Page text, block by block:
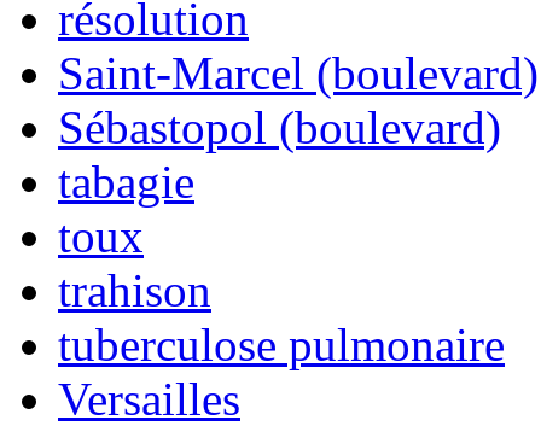
résolution
Saint-Marcel (boulevard)
Sébastopol (boulevard)
tabagie
toux
trahison
tuberculose pulmonaire
Versailles